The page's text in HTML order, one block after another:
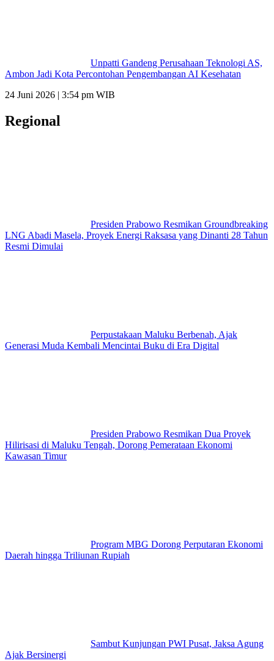
Unpatti Gandeng Perusahaan Teknologi AS,
Ambon Jadi Kota Percontohan Pengembangan AI Kesehatan
24 Juni 2026 | 3:54 pm WIB
Regional
Presiden Prabowo Resmikan Groundbreaking
LNG Abadi Masela, Proyek Energi Raksasa yang Dinanti 28 Tahun
Resmi Dimulai
Perpustakaan Maluku Berbenah, Ajak
Generasi Muda Kembali Mencintai Buku di Era Digital
Presiden Prabowo Resmikan Dua Proyek
Hilirisasi di Maluku Tengah, Dorong Pemerataan Ekonomi
Kawasan Timur
Program MBG Dorong Perputaran Ekonomi
Daerah hingga Triliunan Rupiah
Sambut Kunjungan PWI Pusat, Jaksa Agung
Ajak Bersinergi